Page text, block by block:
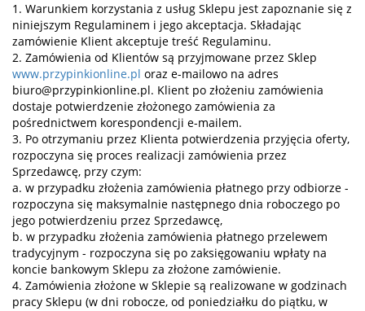
1. Warunkiem korzystania z usług Sklepu jest zapoznanie się z
niniejszym Regulaminem i jego akceptacja. Składając
zamówienie Klient akceptuje treść Regulaminu.
2. Zamówienia od Klientów są przyjmowane przez Sklep
www.przypinkionline.pl oraz e-mailowo na adres
biuro@przypinkionline.pl. Klient po złożeniu zamówienia
dostaje potwierdzenie złożonego zamówienia za
pośrednictwem korespondencji e-mailem.
3. Po otrzymaniu przez Klienta potwierdzenia przyjęcia oferty,
rozpoczyna się proces realizacji zamówienia przez
Sprzedawcę, przy czym:
a. w przypadku złożenia zamówienia płatnego przy odbiorze -
rozpoczyna się maksymalnie następnego dnia roboczego po
jego potwierdzeniu przez Sprzedawcę,
b. w przypadku złożenia zamówienia płatnego przelewem
tradycyjnym - rozpoczyna się po zaksięgowaniu wpłaty na
koncie bankowym Sklepu za złożone zamówienie.
4. Zamówienia złożone w Sklepie są realizowane w godzinach
pracy Sklepu (w dni robocze, od poniedziałku do piątku, w